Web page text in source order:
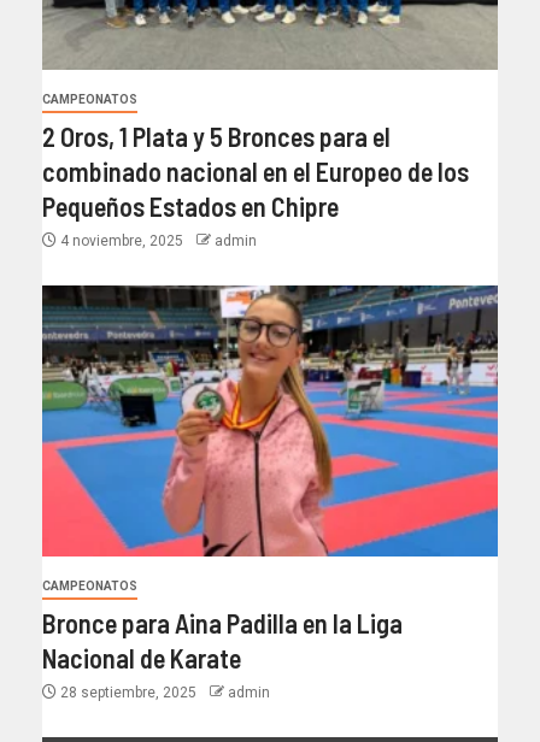
CAMPEONATOS
2 Oros, 1 Plata y 5 Bronces para el
combinado nacional en el Europeo de los
Pequeños Estados en Chipre
4 noviembre, 2025 admin
CAMPEONATOS
Bronce para Aina Padilla en la Liga
Nacional de Karate
28 septiembre, 2025 admin